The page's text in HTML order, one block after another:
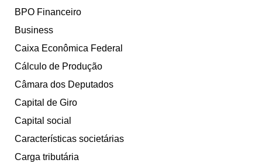
BPO Financeiro
Business
Caixa Econômica Federal
Cálculo de Produção
Câmara dos Deputados
Capital de Giro
Capital social
Características societárias
Carga tributária